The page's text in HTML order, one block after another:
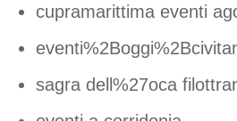
cupramarittima eventi
sagra dell%27oca